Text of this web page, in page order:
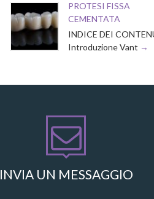
PROTESI FISSA
CEMENTATA
INDICE DEI
Introduzione Vant
INVIA UN MESSAGGIO